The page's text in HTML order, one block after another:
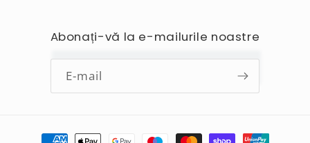
Abonați-vă la e-mailurile noastre
E-mail
Metode